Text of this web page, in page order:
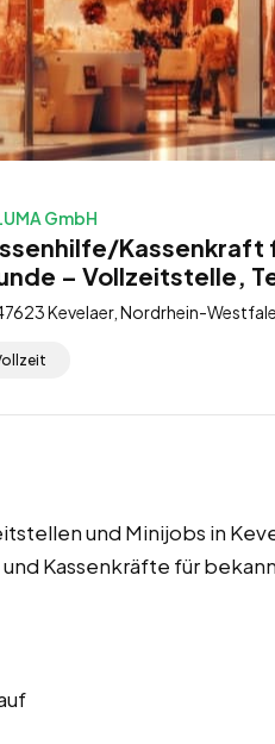
GmbH
– Vollzeitstelle,
Kevelaer, Nordrhein-
und Minijobs in
Kassenkräfte für